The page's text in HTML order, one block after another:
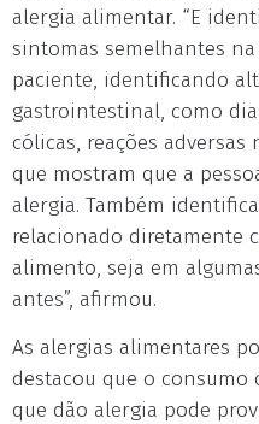
alergia alimentar. “E
sintomas semelhantes
paciente, identificando
gastrointestinal, como
cólicas, reações
que mostram que a
alergia. Também
relacionado diretamente
alimento, seja em
antes”, afirmou.
As alergias alimentares
destacou que o
que dão alergia pode